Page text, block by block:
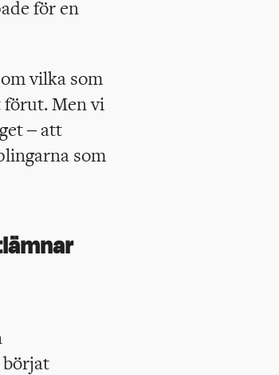
för en
vilka som
förut. Men vi
– att
som
börjat